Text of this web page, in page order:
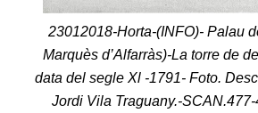
23012018-Horta-(INFO)- Palau
Marquès d’Alfarràs)-La torre de
data del segle Xl -1791- Foto.
Jordi Vila Traguany.-